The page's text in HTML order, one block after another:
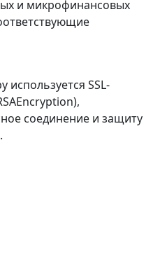
и микрофинансовых
SSL-
соединение и защиту